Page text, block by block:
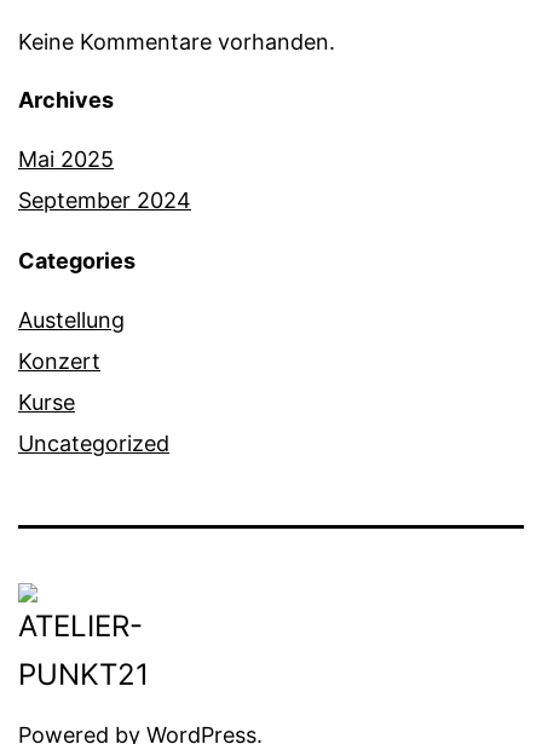
Keine Kommentare vorhanden.
Archives
Mai 2025
September 2024
Categories
Austellung
Konzert
Kurse
Uncategorized
Powered by WordPress.